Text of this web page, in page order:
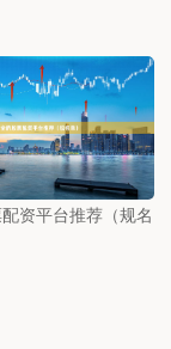
资平台推荐（规名